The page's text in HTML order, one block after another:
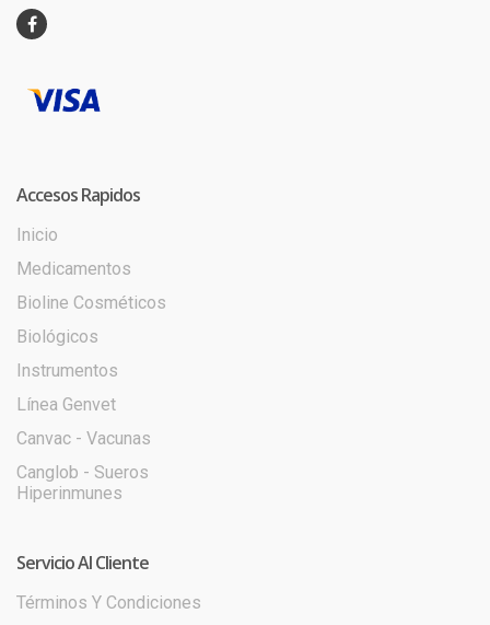
Accesos Rapidos
Inicio
Medicamentos
Bioline Cosméticos
Biológicos
Instrumentos
Línea Genvet
Canvac - Vacunas
Canglob - Sueros
Hiperinmunes
Servicio Al Cliente
Términos Y Condiciones